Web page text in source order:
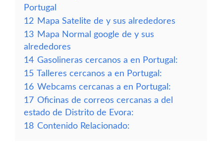
Portugal
12 Mapa Satelite de y sus alrededores
13 Mapa Normal google de y sus
alrededores
14 Gasolineras cercanos a en Portugal:
15 Talleres cercanos a en Portugal:
16 Webcams cercanas a en Portugal:
17 Oficinas de correos cercanas a del
estado de Distrito de Evora:
18 Contenido Relacionado: